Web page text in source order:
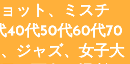
ット、ミスチ
40代50代60代70
ジャズ、女子大